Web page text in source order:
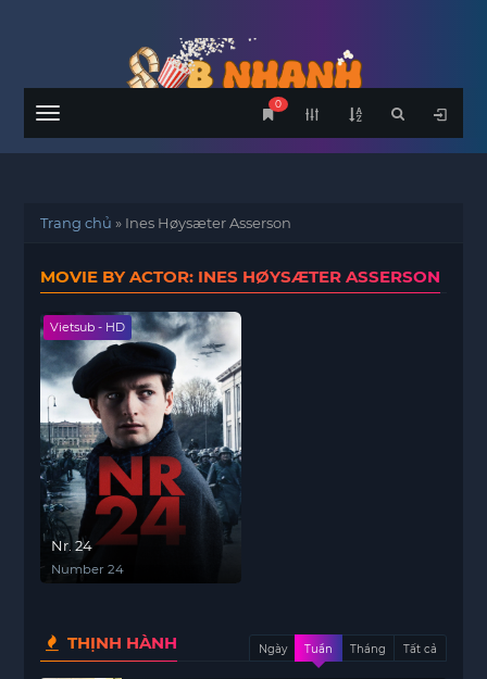
Menu
0
Trang chủ » Ines Høysæter Asserson
MOVIE BY ACTOR: INES HØYSÆTER ASSERSON
Vietsub - HD
Nr. 24
Number 24
THỊNH HÀNH Ngày Tuần Tháng Tất cả